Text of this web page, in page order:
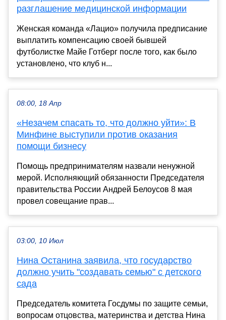
разглашение медицинской информации
Женская команда «Лацио» получила предписание
выплатить компенсацию своей бывшей
футболистке Майе Готберг после того, как было
установлено, что клуб н...
08:00, 18 Апр
«Незачем спасать то, что должно уйти»: В
Минфине выступили против оказания
помощи бизнесу
Помощь предпринимателям назвали ненужной
мерой. Исполняющий обязанности Председателя
правительства России Андрей Белоусов 8 мая
провел совещание прав...
03:00, 10 Июл
Нина Останина заявила, что государство
должно учить "создавать семью" с детского
сада
Председатель комитета Госдумы по защите семьи,
вопросам отцовства, материнства и детства Нина